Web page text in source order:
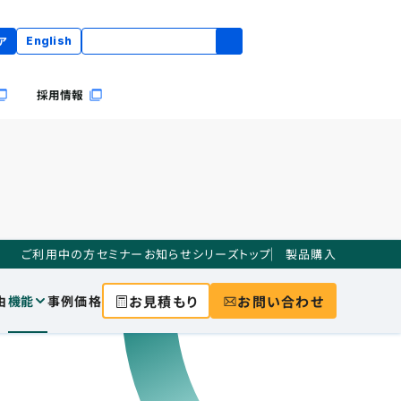
English
採用情報
ご利用中の方セミナー お知らせシリーズトップ 製品購入
機能 事例価格 お見積もり お問い合わせ